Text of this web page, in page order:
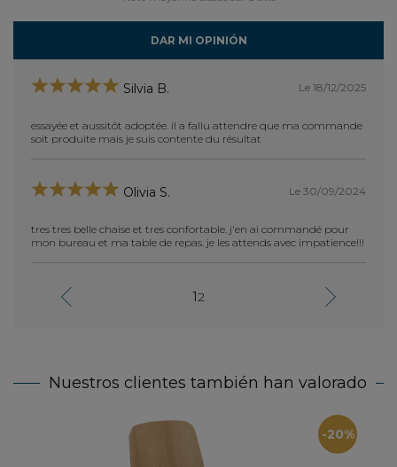
DAR MI OPINIÓN
Silvia B. Le 18/12/2025
essayée et aussitôt adoptée. il a fallu attendre que ma commande
soit produite mais je suis contente du résultat
Olivia S. Le 30/09/2024
tres tres belle chaise et tres confortable. j'en ai commandé pour
mon bureau et ma table de repas. je les attends avec impatience!!!
12
Nuestros clientes también han valorado
-20%